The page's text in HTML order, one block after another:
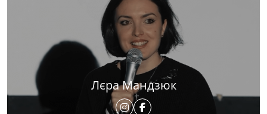
Лєра Мандзюк